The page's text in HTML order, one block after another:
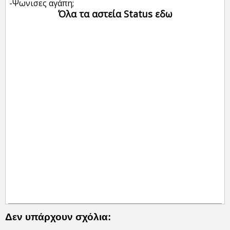
-Ψωνισες αγάπη;
Όλα τα αστεία Status εδω
Δεν υπάρχουν σχόλια: